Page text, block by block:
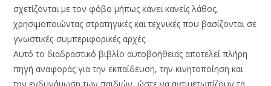
σχετίζονται με τον φόβο μήπως κάνει κανείς λάθος,
χρησιμοποιώντας στρατηγικές και τεχνικές που βασίζονται σε
γνωστικές-συμπεριφορικές αρχές.
Αυτό το διαδραστικό βιβλίο αυτοβοήθειας αποτελεί πλήρη
πηγή αναφοράς για την εκπαίδευση, την κινητοποίηση και
την ενδυνάμωση των παιδιών, ώστε να αντιμετωπίζουν τα